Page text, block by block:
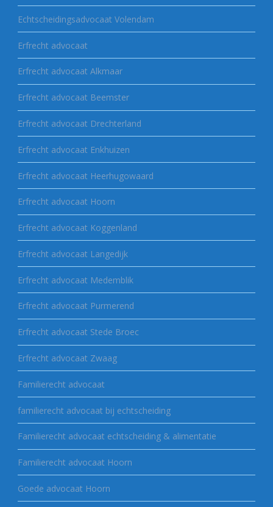
Echtscheidingsadvocaat Volendam
Erfrecht advocaat
Erfrecht advocaat Alkmaar
Erfrecht advocaat Beemster
Erfrecht advocaat Drechterland
Erfrecht advocaat Enkhuizen
Erfrecht advocaat Heerhugowaard
Erfrecht advocaat Hoorn
Erfrecht advocaat Koggenland
Erfrecht advocaat Langedijk
Erfrecht advocaat Medemblik
Erfrecht advocaat Purmerend
Erfrecht advocaat Stede Broec
Erfrecht advocaat Zwaag
Familierecht advocaat
familierecht advocaat bij echtscheiding
Familierecht advocaat echtscheiding & alimentatie
Familierecht advocaat Hoorn
Goede advocaat Hoorn